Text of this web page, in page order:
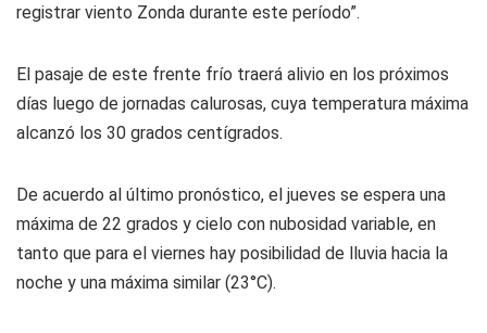
registrar viento Zonda durante este período”.
El pasaje de este frente frío traerá alivio en los próximos
días luego de jornadas calurosas, cuya temperatura máxima
alcanzó los 30 grados centígrados.
De acuerdo al último pronóstico, el jueves se espera una
máxima de 22 grados y cielo con nubosidad variable, en
tanto que para el viernes hay posibilidad de lluvia hacia la
noche y una máxima similar (23°C).